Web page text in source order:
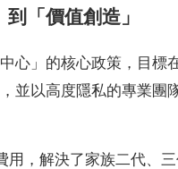
「價值創造」
心」的核心政策，目
並以高度隱私的專業
用，解決了家族二代、